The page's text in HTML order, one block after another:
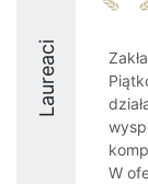
Laureaci
W